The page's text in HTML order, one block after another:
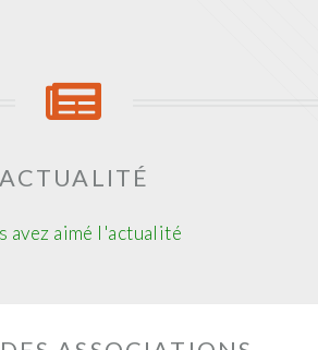
ACTUALITÉ
avez aimé l'actualité